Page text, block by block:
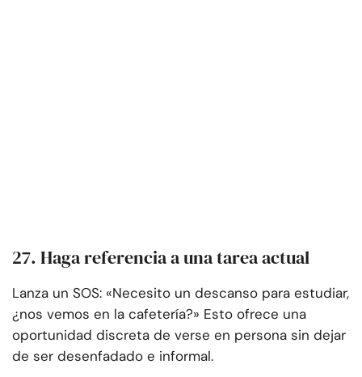
27. Haga referencia a una tarea actual
Lanza un SOS: «Necesito un descanso para estudiar,
¿nos vemos en la cafetería?» Esto ofrece una
oportunidad discreta de verse en persona sin dejar
de ser desenfadado e informal.